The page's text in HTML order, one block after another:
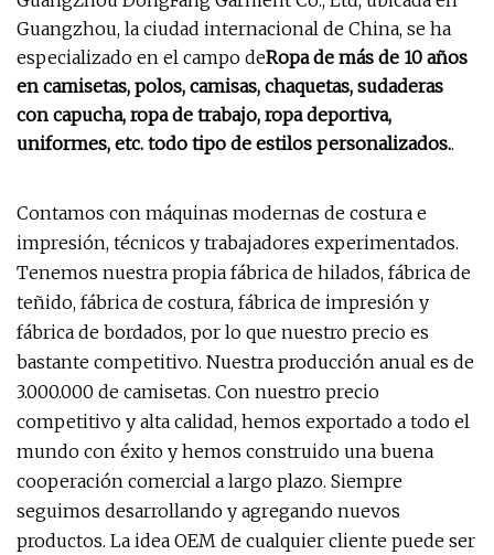
Guangzhou, la ciudad internacional de China, se ha
especializado en el campo deRopa de más de 10 años
en camisetas, polos, camisas, chaquetas, sudaderas
con capucha, ropa de trabajo, ropa deportiva,
uniformes, etc. todo tipo de estilos personalizados..
Contamos con máquinas modernas de costura e
impresión, técnicos y trabajadores experimentados.
Tenemos nuestra propia fábrica de hilados, fábrica de
teñido, fábrica de costura, fábrica de impresión y
fábrica de bordados, por lo que nuestro precio es
bastante competitivo. Nuestra producción anual es de
3.000.000 de camisetas. Con nuestro precio
competitivo y alta calidad, hemos exportado a todo el
mundo con éxito y hemos construido una buena
cooperación comercial a largo plazo. Siempre
seguimos desarrollando y agregando nuevos
productos. La idea OEM de cualquier cliente puede ser